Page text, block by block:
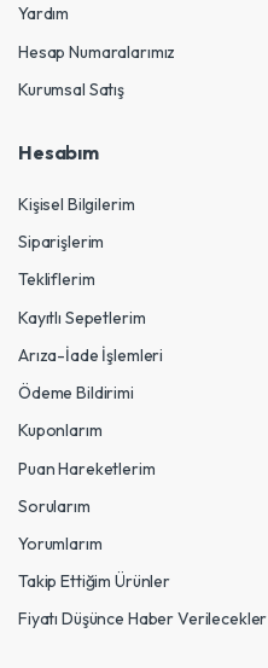
Yardım
Hesap Numaralarımız
Kurumsal Satış
Hesabım
Kişisel Bilgilerim
Siparişlerim
Tekliflerim
Kayıtlı Sepetlerim
Arıza-İade İşlemleri
Ödeme Bildirimi
Kuponlarım
Puan Hareketlerim
Sorularım
Yorumlarım
Takip Ettiğim Ürünler
Fiyatı Düşünce Haber Verilecekler